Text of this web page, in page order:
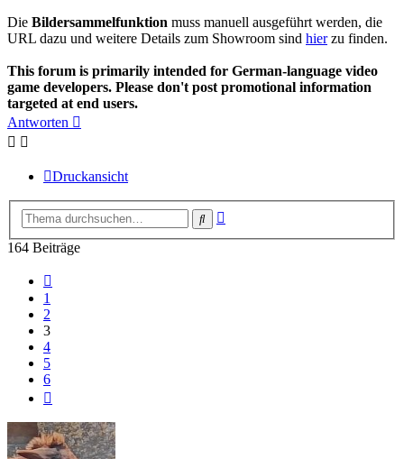
Die Bildersammelfunktion muss manuell ausgeführt werden, die
URL dazu und weitere Details zum Showroom sind hierzu finden.
This forum is primarily intended for German-language video
game developers. Please don't post promotional information
targeted at end users.
Antworten
Druckansicht
Suche
164 Beiträge
1
2
3
4
5
6